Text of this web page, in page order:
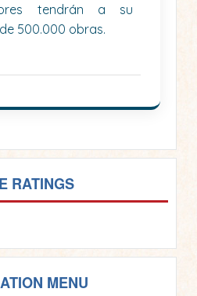
tendrán a su
500.000 obras.
RATINGS
MENU